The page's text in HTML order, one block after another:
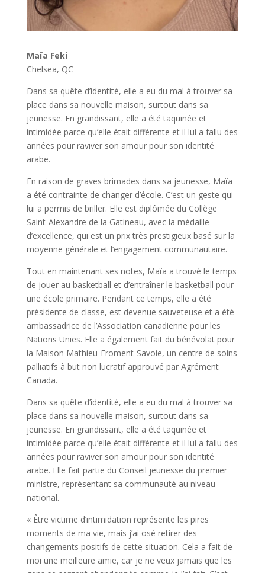
Maïa Feki
Chelsea, QC
Dans sa quête d’identité, elle a eu du mal à trouver sa
place dans sa nouvelle maison, surtout dans sa
jeunesse. En grandissant, elle a été taquinée et
intimidée parce qu’elle était différente et il lui a fallu des
années pour raviver son amour pour son identité
arabe.
En raison de graves brimades dans sa jeunesse, Maïa
a été contrainte de changer d’école. C’est un geste qui
lui a permis de briller. Elle est diplômée du Collège
Saint-Alexandre de la Gatineau, avec la médaille
d’excellence, qui est un prix très prestigieux basé sur la
moyenne générale et l’engagement communautaire.
Tout en maintenant ses notes, Maïa a trouvé le temps
de jouer au basketball et d’entraîner le basketball pour
une école primaire. Pendant ce temps, elle a été
présidente de classe, est devenue sauveteuse et a été
ambassadrice de l’Association canadienne pour les
Nations Unies. Elle a également fait du bénévolat pour
la Maison Mathieu-Froment-Savoie, un centre de soins
palliatifs à but non lucratif approuvé par Agrément
Canada.
Dans sa quête d’identité, elle a eu du mal à trouver sa
place dans sa nouvelle maison, surtout dans sa
jeunesse. En grandissant, elle a été taquinée et
intimidée parce qu’elle était différente et il lui a fallu des
années pour raviver son amour pour son identité
arabe. Elle fait partie du Conseil jeunesse du premier
ministre, représentant sa communauté au niveau
national.
« Être victime d’intimidation représente les pires
moments de ma vie, mais j’ai osé retirer des
changements positifs de cette situation. Cela a fait de
moi une meilleure amie, car je ne veux jamais que les